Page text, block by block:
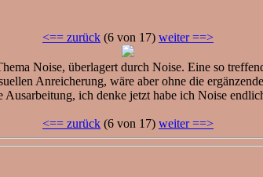
<== zurück (6 von 17) weiter ==>
Noise, überlagert durch Noise. Eine so
Anreicherung, wäre aber ohne die
Ausarbeitung, ich denke jetzt habe ich Noise
<== zurück (6 von 17) weiter ==>